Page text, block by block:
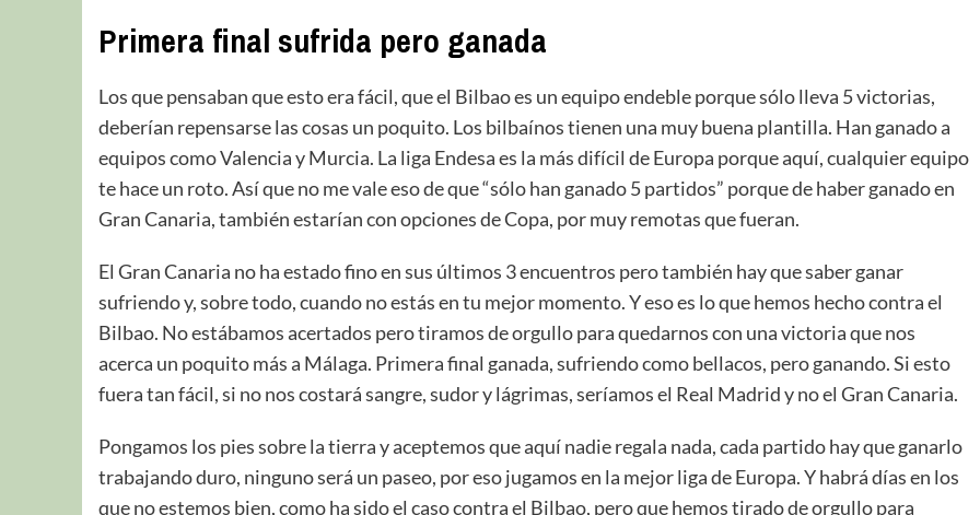
Primera final sufrida pero ganada
Los que pensaban que esto era fácil, que el Bilbao es un equipo endeble porque sólo lleva 5 victorias,
deberían repensarse las cosas un poquito. Los bilbaínos tienen una muy buena plantilla. Han ganado a
equipos como Valencia y Murcia. La liga Endesa es la más difícil de Europa porque aquí, cualquier equipo
te hace un roto. Así que no me vale eso de que “sólo han ganado 5 partidos” porque de haber ganado en
Gran Canaria, también estarían con opciones de Copa, por muy remotas que fueran.
El Gran Canaria no ha estado fino en sus últimos 3 encuentros pero también hay que saber ganar
sufriendo y, sobre todo, cuando no estás en tu mejor momento. Y eso es lo que hemos hecho contra el
Bilbao. No estábamos acertados pero tiramos de orgullo para quedarnos con una victoria que nos
acerca un poquito más a Málaga. Primera final ganada, sufriendo como bellacos, pero ganando. Si esto
fuera tan fácil, si no nos costará sangre, sudor y lágrimas, seríamos el Real Madrid y no el Gran Canaria.
Pongamos los pies sobre la tierra y aceptemos que aquí nadie regala nada, cada partido hay que ganarlo
trabajando duro, ninguno será un paseo, por eso jugamos en la mejor liga de Europa. Y habrá días en los
que no estemos bien, como ha sido el caso contra el Bilbao, pero que hemos tirado de orgullo para